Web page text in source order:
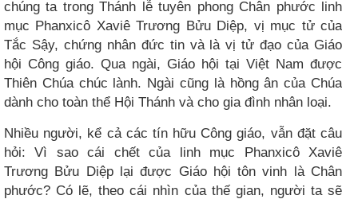
chúng ta trong Thánh lễ tuyên phong Chân phước linh
mục Phanxicô Xaviê Trương Bửu Diệp, vị mục tử của
Tắc Sậy, chứng nhân đức tin và là vị tử đạo của Giáo
hội Công giáo. Qua ngài, Giáo hội tại Việt Nam được
Thiên Chúa chúc lành. Ngài cũng là hồng ân của Chúa
dành cho toàn thể Hội Thánh và cho gia đình nhân loại.
Nhiều người, kể cả các tín hữu Công giáo, vẫn đặt câu
hỏi: Vì sao cái chết của linh mục Phanxicô Xaviê
Trương Bửu Diệp lại được Giáo hội tôn vinh là Chân
phước? Có lẽ, theo cái nhìn của thế gian, người ta sẽ